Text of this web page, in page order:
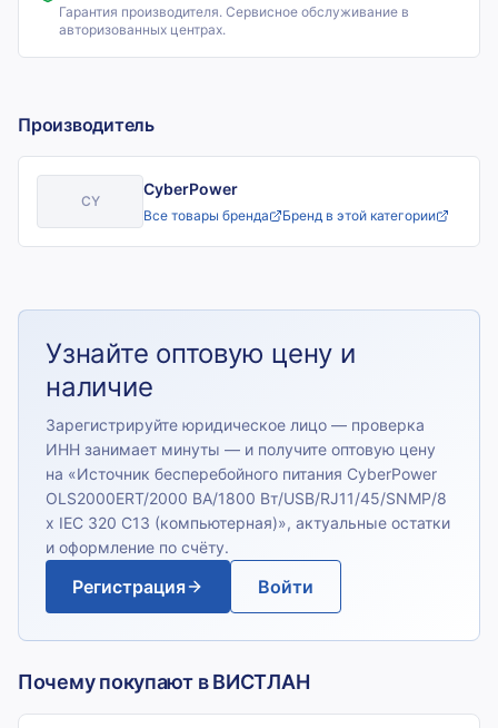
Гарантия производителя. Сервисное обслуживание в
авторизованных центрах.
Производитель
CY
CyberPower
Все товары бренда Бренд в этой категории
Узнайте оптовую цену и
наличие
Зарегистрируйте юридическое лицо — проверка
ИНН занимает минуты — и получите оптовую цену
на «Источник бесперебойного питания CyberPower
OLS2000ERT/2000 ВА/1800 Вт/USB/RJ11/45/SNMP/8
х IEC 320 C13 (компьютерная)», актуальные остатки
и оформление по счёту.
Регистрация Войти
Почему покупают в ВИСТЛАН